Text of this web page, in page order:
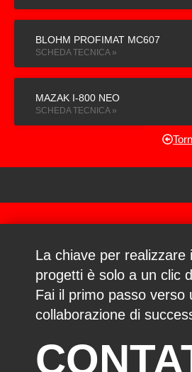
BLOHM PROFIMAT MC607
SCHEDA TECNICA »
MAZAK I-800 NEO
SCHEDA TECNICA »
La chiave per realizzare
progetti è solo a un clic
Fai il primo passo verso
collaborazione di